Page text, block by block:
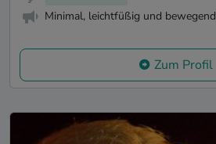
Minimal, leichtfüßig und bewegend
Zum Profil